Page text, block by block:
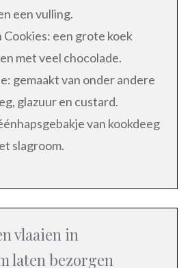
een vulling.
Cookies: een grote koek
met veel chocolade.
gemaakt van onder andere
glazuur en custard.
van kookdeeg
slagroom.
vlaaien in
laten bezorgen